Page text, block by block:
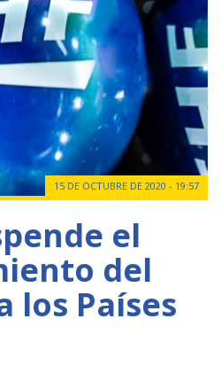
15 DE OCTUBRE DE 2020 - 19:57
el
del
los Países